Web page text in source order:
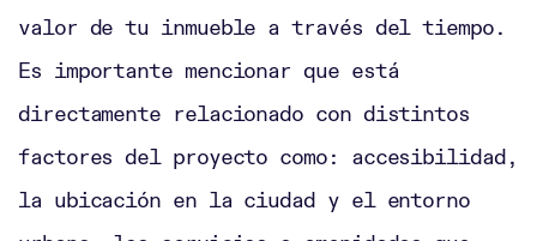
valor de tu inmueble a través del tiempo.
Es importante mencionar que está
directamente relacionado con distintos
factores del proyecto como: accesibilidad,
la ubicación en la ciudad y el entorno